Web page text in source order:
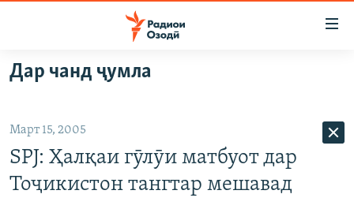
Ҷаҳиш
ба
аслӣ
Ҷаҳиш
ба
феҳристи
ГӮШАҲО
ҶОМЕА
РӮЗГОРИ МУҲОҶИР
САЛОМ, ХОҲАР
ТАҲҚИҚОТ
Дар чанд ҷумла
Март 15, 2005
SPJ: Ҳалқаи гӯлӯи матбуот дар
Тоҷикистон тангтар мешавад